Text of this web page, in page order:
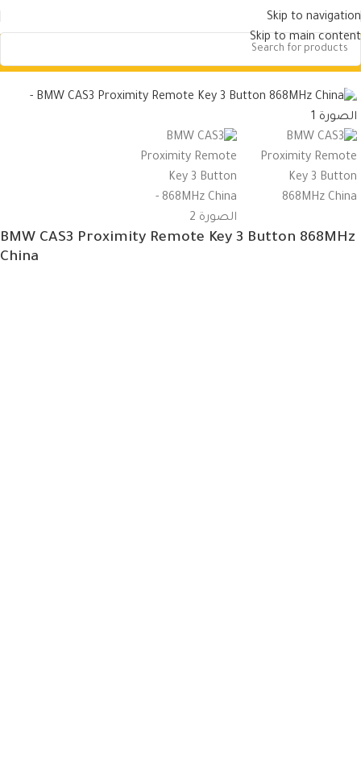
Skip to navigation
Skip to main content
الرئيسية
ريموتات سيارات
BMW CAS3 Proximity Remote Key 3 Button 868MHz
China